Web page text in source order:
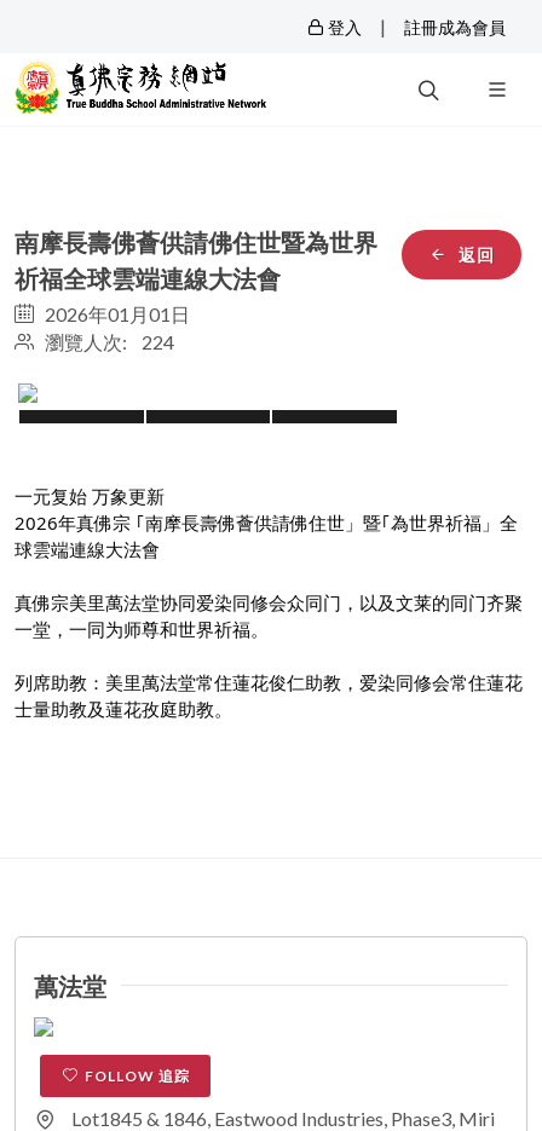
登入 | 註冊成為會員
返回
南摩長壽佛薈供請佛住世暨為世界
祈福全球雲端連線大法會
2026年01月01日
瀏覽人次: 224
一元复始 万象更新
2026年真佛宗 ｢南摩長壽佛薈供請佛住世」 暨｢為世界祈福」全
球雲端連線大法會
真佛宗美里萬法堂协同爱染同修会众同门，以及文莱的同门齐聚
一堂，一同为师尊和世界祈福。
列席助教：美里萬法堂常住蓮花俊仁助教，爱染同修会常住蓮花
士量助教及蓮花孜庭助教。
萬法堂
FOLLOW 追踪
Lot1845 & 1846, Eastwood Industries, Phase3, Miri